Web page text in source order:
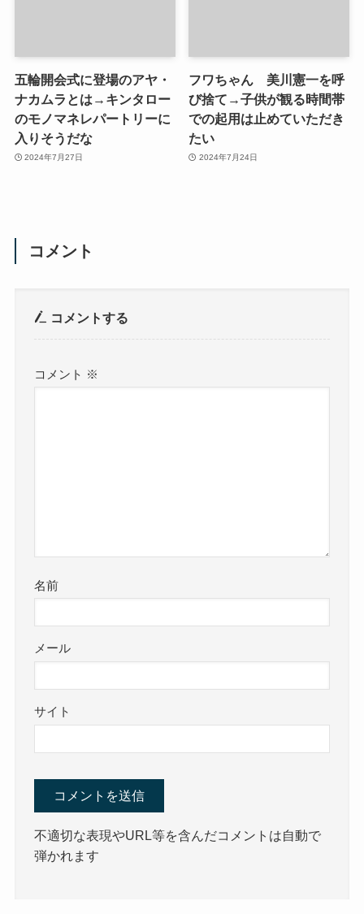
五輪開会式に登場のアヤ・
ナカムラとは→キンタロー
のモノマネレパートリーに
入りそうだな
2024年7月27日
フワちゃん 美川憲一を呼
び捨て→子供が観る時間帯
での起用は止めていただき
たい
2024年7月24日
コメント
コメントする
コメント ※
名前
メール
サイト
不適切な表現やURL等を含んだコメントは自動で
弾かれます